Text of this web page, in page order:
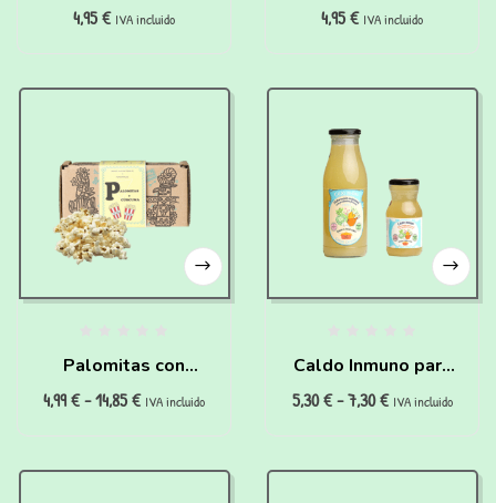
Para Perros Y Gatos
4,95€ IVA incluido
de Coco y Plátano
4,95€ IVA incluido
Palomitas con
cúrcuma para perros
4,99€-14,85€ IVA incluido
Caldo Inmuno para
cachorros
5,30€ - 7,30€ IVA incluido